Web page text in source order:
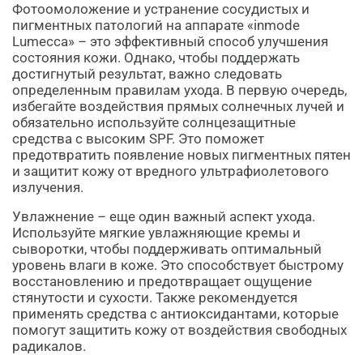
Фотоомоложение и устранение сосудистых и
пигментных патологий на аппарате «inmode
Lumecca» – это эффективный способ улучшения
состояния кожи. Однако, чтобы поддержать
достигнутый результат, важно следовать
определенным правилам ухода. В первую очередь,
избегайте воздействия прямых солнечных лучей и
обязательно используйте солнцезащитные
средства с высоким SPF. Это поможет
предотвратить появление новых пигментных пятен
и защитит кожу от вредного ультрафиолетового
излучения.
Увлажнение – еще один важный аспект ухода.
Используйте мягкие увлажняющие кремы и
сыворотки, чтобы поддерживать оптимальный
уровень влаги в коже. Это способствует быстрому
восстановлению и предотвращает ощущение
стянутости и сухости. Также рекомендуется
применять средства с антиоксидантами, которые
помогут защитить кожу от воздействия свободных
радикалов.